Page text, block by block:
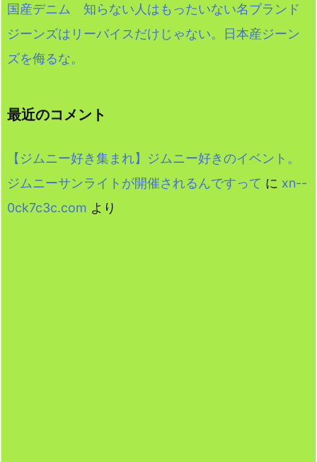
国産デニム 知らない人はもったいない名ブランド
ジーンズはリーバイスだけじゃない。日本産ジーン
ズを侮るな。
最近のコメント
【ジムニー好き集まれ】ジムニー好きのイベント。
ジムニーサンライトが開催されるんですって に xn--
0ck7c3c.com より